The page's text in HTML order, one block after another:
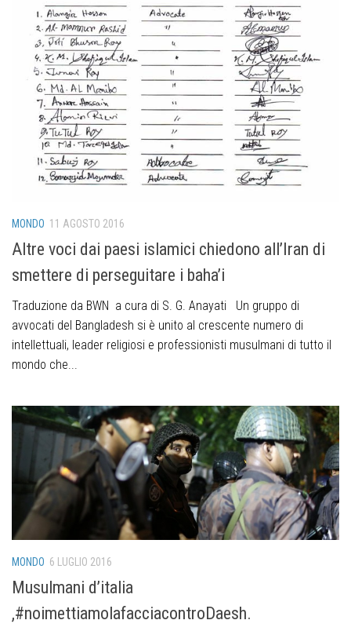
MONDO 11 AGOSTO 2016
Altre voci dai paesi islamici chiedono all’Iran di
smettere di perseguitare i baha’i
Traduzione da BWN a cura di S. G. Anayati Un gruppo di
avvocati del Bangladesh si è unito al crescente numero di
intellettuali, leader religiosi e professionisti musulmani di tutto il
mondo che...
MONDO 6 LUGLIO 2016
Musulmani d’italia
,#noimettiamolafacciacontroDaesh.